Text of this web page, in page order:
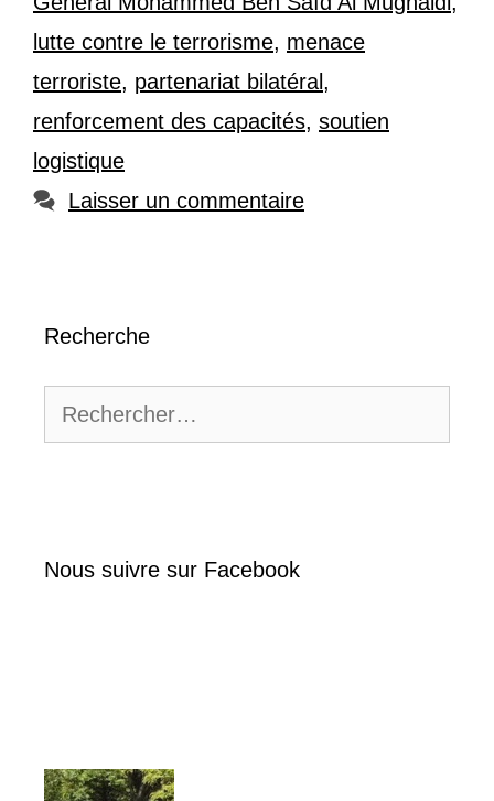
lutte contre le terrorisme, menace
terroriste, partenariat bilatéral ,
renforcement des capacités, soutien
logistique
Laisser un commentaire
Recherche
Nous suivre sur Facebook